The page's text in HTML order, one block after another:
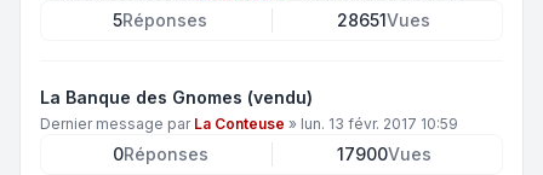
5Réponses 28651Vues
La Banque des Gnomes (vendu)
Dernier message par La Conteuse » lun. 13 févr. 2017 10:59
0Réponses 17900Vues